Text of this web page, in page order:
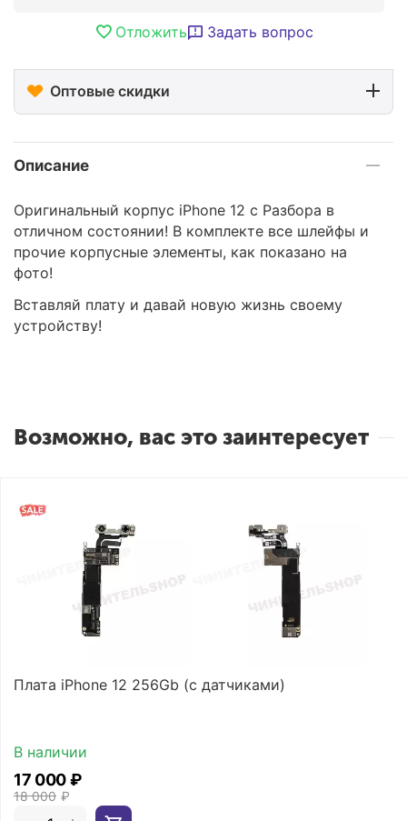
Отложить Задать вопрос
Оптовые скидки
Описание
Оригинальный корпус iPhone 12 с Разбора в
отличном состоянии! В комплекте все шлейфы и
прочие корпусные элементы, как показано на
фото!
Вставляй плату и давай новую жизнь своему
устройству!
Возможно, вас это заинтересует
Плата iPhone 12 256Gb (с датчиками)
В наличии
18 000 ₽
17 000₽